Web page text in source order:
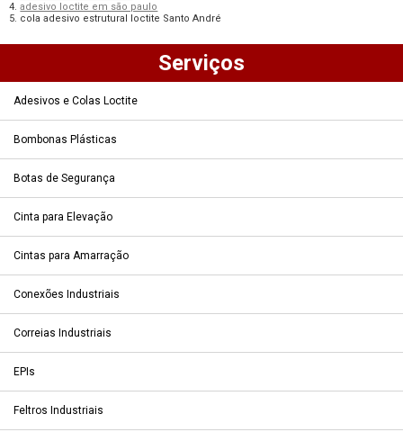
adesivo loctite em são paulo
cola adesivo estrutural loctite Santo André
Serviços
Adesivos e Colas Loctite
Bombonas Plásticas
Botas de Segurança
Cinta para Elevação
Cintas para Amarração
Conexões Industriais
Correias Industriais
EPIs
Feltros Industriais